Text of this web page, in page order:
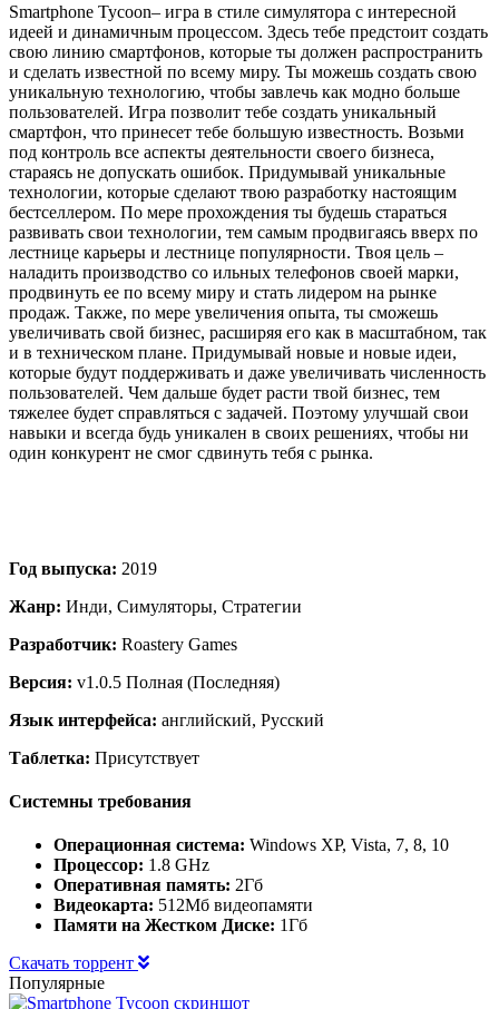
Smartphone Tycoon– игра в стиле симулятора с интересной
идеей и динамичным процессом. Здесь тебе предстоит создать
свою линию смартфонов, которые ты должен распространить
и сделать известной по всему миру. Ты можешь создать свою
уникальную технологию, чтобы завлечь как модно больше
пользователей. Игра позволит тебе создать уникальный
смартфон, что принесет тебе большую известность. Возьми
под контроль все аспекты деятельности своего бизнеса,
стараясь не допускать ошибок. Придумывай уникальные
технологии, которые сделают твою разработку настоящим
бестселлером. По мере прохождения ты будешь стараться
развивать свои технологии, тем самым продвигаясь вверх по
лестнице карьеры и лестнице популярности. Твоя цель –
наладить производство со ильных телефонов своей марки,
продвинуть ее по всему миру и стать лидером на рынке
продаж. Также, по мере увеличения опыта, ты сможешь
увеличивать свой бизнес, расширяя его как в масштабном, так
и в техническом плане. Придумывай новые и новые идеи,
которые будут поддерживать и даже увеличивать численность
пользователей. Чем дальше будет расти твой бизнес, тем
тяжелее будет справляться с задачей. Поэтому улучшай свои
навыки и всегда будь уникален в своих решениях, чтобы ни
один конкурент не смог сдвинуть тебя с рынка.
Год выпуска: 2019
Жанр: Инди, Симуляторы, Стратегии
Разработчик: Roastery Games
Версия: v1.0.5 Полная (Последняя)
Язык интерфейса: английский, Русский
Таблетка: Присутствует
Системны требования
Операционная система: Windows XP, Vista, 7, 8, 10
Процессор: 1.8 GHz
Оперативная память: 2Гб
Видеокарта: 512Мб видеопамяти
Памяти на Жестком Диске: 1Гб
Скачать торрент
Популярные